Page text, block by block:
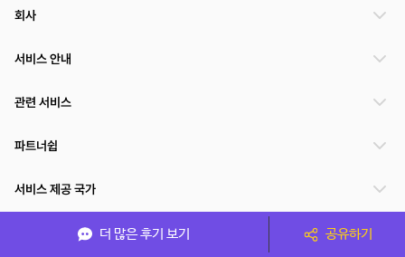
더 많은 후기 보기 공유하기
회사
서비스 안내
관련 서비스
파트너쉽
서비스 제공 국가